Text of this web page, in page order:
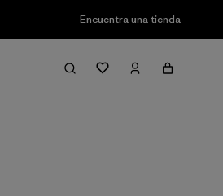
Encuentra una tienda
Filter & Sort